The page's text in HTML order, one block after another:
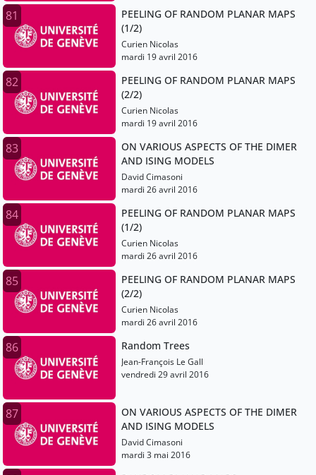
81
PEELING OF RANDOM PLANAR MAPS
(1/2)
Curien Nicolas
mardi 19 avril 2016
82
PEELING OF RANDOM PLANAR MAPS
(2/2)
Curien Nicolas
mardi 19 avril 2016
83
ON VARIOUS ASPECTS OF THE DIMER
AND ISING MODELS
David Cimasoni
mardi 26 avril 2016
84
PEELING OF RANDOM PLANAR MAPS
(1/2)
Curien Nicolas
mardi 26 avril 2016
85
PEELING OF RANDOM PLANAR MAPS
(2/2)
Curien Nicolas
mardi 26 avril 2016
86 Random Trees
Jean-François Le Gall
vendredi 29 avril 2016
87
ON VARIOUS ASPECTS OF THE DIMER
AND ISING MODELS
David Cimasoni
mardi 3 mai 2016